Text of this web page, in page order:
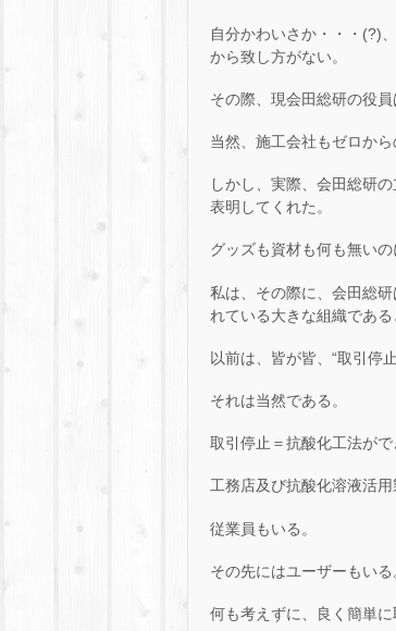
自分かわいさか・・・(?)
から致し方がない。
その際、現会田総研の役
当然、施工会社もゼロから
しかし、実際、会田総研
表明してくれた。
グッズも資材も何も無いの
私は、その際に、会田総
れている大きな組織である
以前は、皆が皆、“取引停
それは当然である。
取引停止＝抗酸化工法が
工務店及び抗酸化溶液活
従業員もいる。
その先にはユーザーもいる
何も考えずに、良く簡単